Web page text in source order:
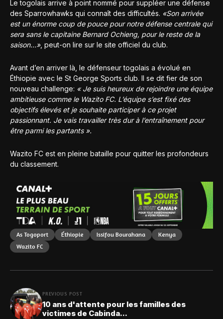
Le togolais arrive à point nommé pour suppléer une défense
des Sparrowhawks qui connaît des difficultés. «Son arrivée
est un énorme coup de pouce pour notre défense centrale qui
sera sans le capitaine Bernard Ochieng, pour le reste de la
saison…», peut-on lire sur le site officiel du club.
Avant d’en arriver là, le défenseur togolais a évolué en
Éthiopie avec le St George Sports club. Il se dit fier de son
nouveau challenge: « Je suis heureux de rejoindre une équipe
ambitieuse comme le Wazito FC. L’équipe s’est fixé des
objectifs élevés et je souhaite participer à ce projet
passionnant. Je vais travailler très dur à l’entraînement pour
être parmi les partants ».
Wazito FC est en pleine bataille pour quitter les profondeurs
du classement.
As Togoport Éthiopie Issifou Bourahana
Kenya
Wazito FC
PREVIOUS POST
10 ans d'attente pour les familles des
victimes de Cabinda...